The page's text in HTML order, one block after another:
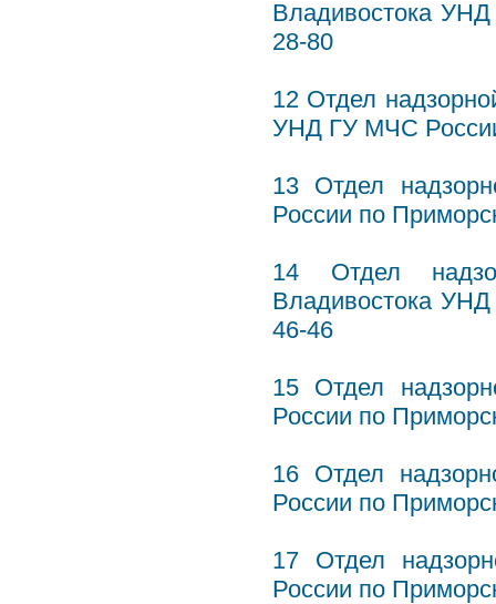
Владивостока
28-80
12 Отдел
УНД ГУ МЧС
13 Отдел
России по
14 Отдел
Владивостока
46-46
15 Отдел
России по
16 Отдел
России по
17 Отдел
России по